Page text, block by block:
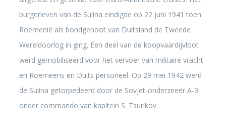
burgerleven van de Sulina eindigde op 22 juni 1941 toen
Roemenië als bondgenoot van Duitsland de Tweede
Wereldoorlog in ging. Een deel van de koopvaardijvloot
werd gemobiliseerd voor het vervoer van militaire vracht
en Roemeens en Duits personeel. Op 29 mei 1942 werd
de Sulina getorpedeerd door de Sovjet-onderzeeër A-3
onder commando van kapitein S. Tsurikov.